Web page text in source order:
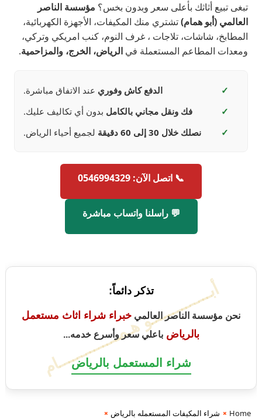
تبغى تبيع أثاثك بأعلى سعر وبدون بخس؟ مؤسسة الناصر
العالمي (أبو همام)تشتري منك المكيفات، الأجهزة الكهربائية،
المطابخ، شاشات، تلاجات ، غرف النوم، كنب امريكي وتركي،
ومعدات المطاعم المستعملة في الرياض، الخرج، والمزاحمية.
✓ الدفع كاش وفوري عند الاتفاق مباشرة.
✓
فك ونقل مجاني بالكامل بدون أي تكاليف عليك.
✓
نصلك خلال 30 إلى 60 دقيقة لجميع أحياء الرياض.
📞 اتصل الآن: 0546994329
💬 راسلنا واتساب مباشرة
أبــــــــــــــو هـمــــــــــــــام
تذكر دائماً:
نحن مؤسسة الناصر العالمي خبراء شراء اثاث مستعمل
بالرياضباعلي سعر وأسرع خدمه...
شراء المستعمل بالرياض
Home
شراء المكيفات المستعمله بالرياض